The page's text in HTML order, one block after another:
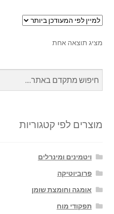
מציג תוצאה אחת
מוצרים לפי קטגוריות
ויטמינים ומינרלים
פרוביוטיקה
אומגה וחומצת שומן
תפקודי מוח